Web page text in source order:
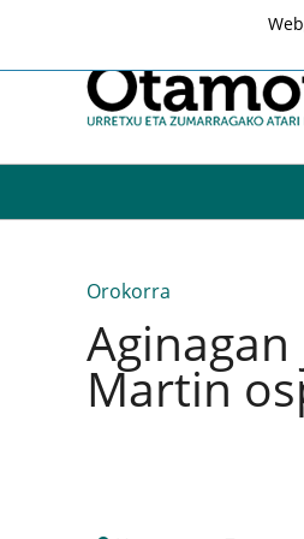
Orokorra
Martin